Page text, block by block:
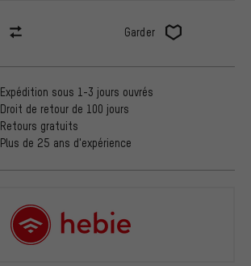
Garder
Expédition sous 1-3 jours ouvrés
Droit de retour de 100 jours
Retours gratuits
Plus de 25 ans d'expérience